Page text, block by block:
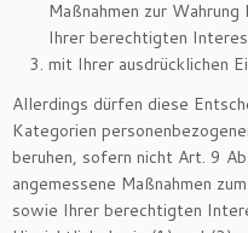
Maßnahmen zur
Ihrer berechtigten
mit Ihrer ausdrücklichen
Allerdings dürfen diese
Kategorien
beruhen, sofern nicht Art. 9
angemessene Maßnahmen
sowie Ihrer berechtigten